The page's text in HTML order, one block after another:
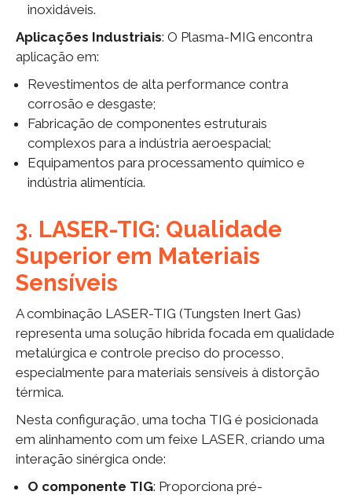
inoxidáveis.
Aplicações Industriais: O Plasma-MIG encontra
aplicação em:
Revestimentos de alta performance contra
corrosão e desgaste;
Fabricação de componentes estruturais
complexos para a indústria aeroespacial;
Equipamentos para processamento químico e
indústria alimentícia.
3. LASER-TIG: Qualidade
Superior em Materiais
Sensíveis
A combinação LASER-TIG (Tungsten Inert Gas)
representa uma solução híbrida focada em qualidade
metalúrgica e controle preciso do processo,
especialmente para materiais sensíveis à distorção
térmica.
Nesta configuração, uma tocha TIG é posicionada
em alinhamento com um feixe LASER, criando uma
interação sinérgica onde:
O componente TIG: Proporciona pré-